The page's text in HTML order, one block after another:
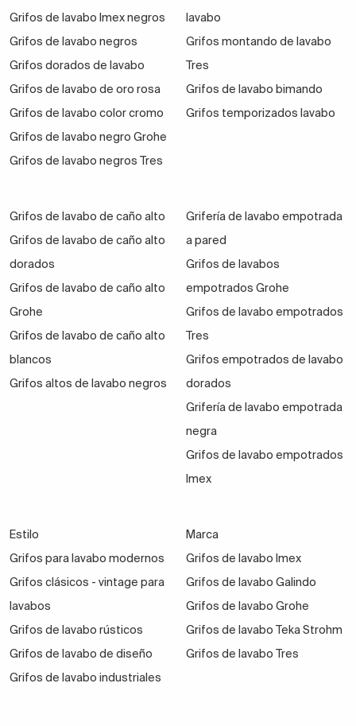
Grifos de lavabo Imex negros
Grifos de lavabo negros
Grifos dorados de lavabo
Grifos de lavabo de oro rosa
Grifos de lavabo color cromo
Grifos de lavabo negro Grohe
Grifos de lavabo negros Tres
lavabo
Grifos montando de lavabo
Tres
Grifos de lavabo bimando
Grifos temporizados lavabo
Grifos de lavabo de caño alto
Grifos de lavabo de caño alto
dorados
Grifos de lavabo de caño alto
Grohe
Grifos de lavabo de caño alto
blancos
Grifos altos de lavabo negros
Grifería de lavabo empotrada
a pared
Grifos de lavabos
empotrados Grohe
Grifos de lavabo empotrados
Tres
Grifos empotrados de lavabo
dorados
Grifería de lavabo empotrada
negra
Grifos de lavabo empotrados
Imex
Estilo
Grifos para lavabo modernos
Grifos clásicos - vintage para
lavabos
Grifos de lavabo rústicos
Grifos de lavabo de diseño
Grifos de lavabo industriales
Marca
Grifos de lavabo Imex
Grifos de lavabo Galindo
Grifos de lavabo Grohe
Grifos de lavabo Teka Strohm
Grifos de lavabo Tres